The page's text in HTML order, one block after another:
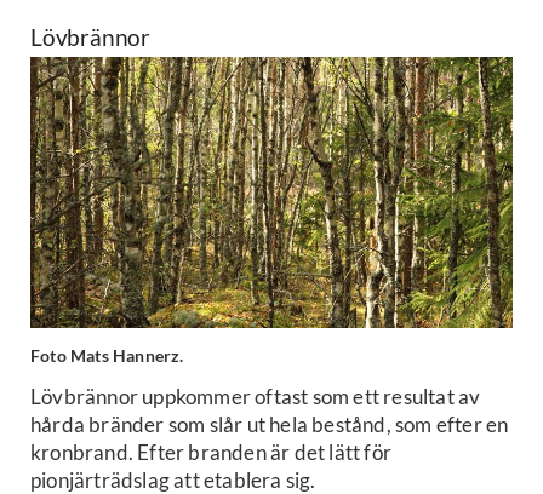
Lövbrännor
Foto Mats Hannerz.
Lövbrännor uppkommer oftast som ett resultat av
hårda bränder som slår ut hela bestånd, som efter en
kronbrand. Efter branden är det lätt för
pionjärträdslag att etablera sig.